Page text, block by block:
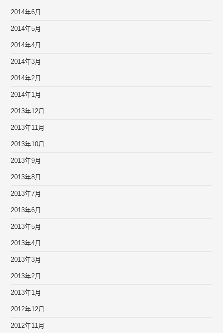
2014年6月
2014年5月
2014年4月
2014年3月
2014年2月
2014年1月
2013年12月
2013年11月
2013年10月
2013年9月
2013年8月
2013年7月
2013年6月
2013年5月
2013年4月
2013年3月
2013年2月
2013年1月
2012年12月
2012年11月